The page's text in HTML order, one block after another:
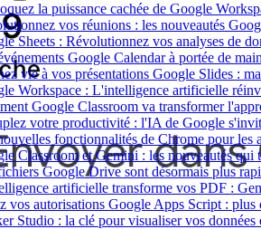
la puissance cachée de Google
vos réunions : les nouveautés
Sheets : Révolutionnez vos analyses de
Google Calendar à portée de
vie à vos présentations Google Slides :
Workspace : L'intelligence artificielle
Google Classroom va transformer
votre productivité : l'IA de Google
fonctionnalités de Chrome pour les
Classroom et Gemini : les nouveautés qui
Google Drive sont désormais plus
artificielle transforme vos PDF :
vos autorisations Google Apps Script : plus
Studio : la clé pour visualiser vos données